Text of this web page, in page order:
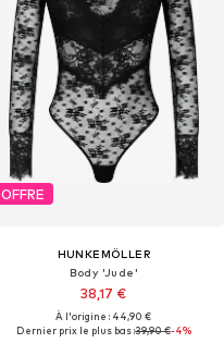
OFFRE
HUNKEMÖLLER
Body 'Jude'
38,17 €
À l'origine : 44,90 €
Dernier prix le plus bas :39,90 €-4%